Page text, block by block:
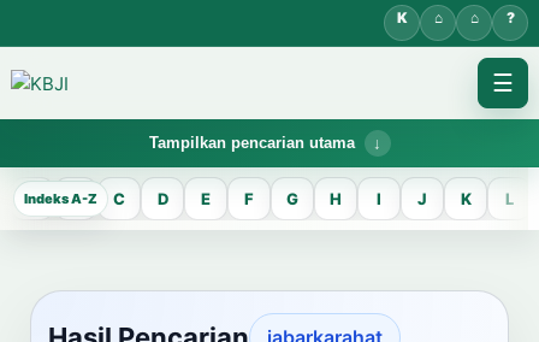
☰
Tampilkan pencarian utama
KBJI WORKSPACE
Hasil Pencarian
Temukan lema Jawa dan maknanya dalam bahasa Indonesia saat
mengelola data Kamus Bahasa Jawa-Indonesia.
A B C D E F G H I J K L
jabarkarahat